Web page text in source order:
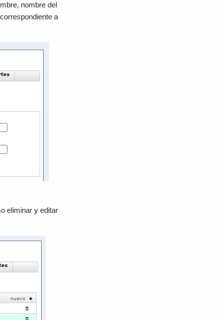
nombre del
a
eliminar y editar